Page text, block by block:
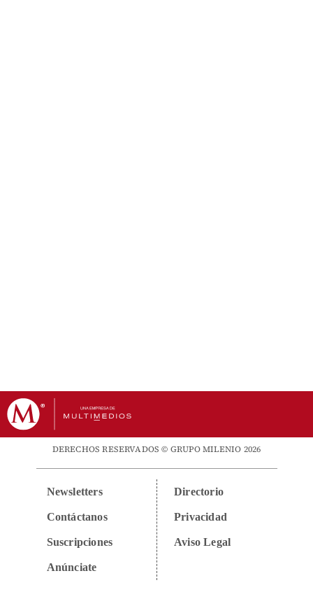
DERECHOS RESERVADOS © GRUPO MILENIO 2026
Newsletters
Contáctanos
Suscripciones
Anúnciate
Directorio
Privacidad
Aviso Legal